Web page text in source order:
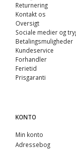
Returnering
Kontakt os
Oversigt
Sociale medier og
Betalingsmuligheder
Kundeservice
Forhandler
Ferietid
Prisgaranti
KONTO
Min konto
Adressebog